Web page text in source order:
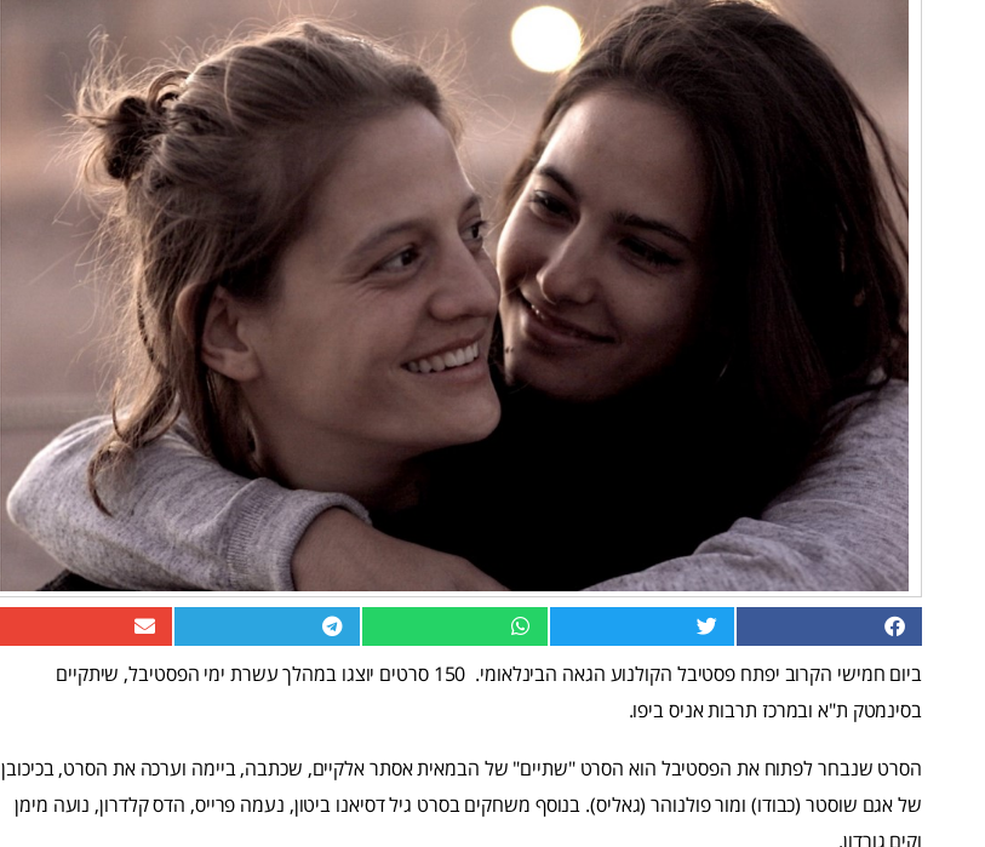
ביום חמישי הקרוב יפתח פסטיבל הקולנוע הגאה הבינלאומי. 150 סרטים יוצגו במהלך עשרת ימי הפסטיבל, שיתקיים
בסינמטק ת"א ובמרכז תרבות אניס ביפו.
הסרט שנבחר לפתוח את הפסטיבל הוא הסרט "שתיים" של הבמאית אסתר אלקיים, שכתבה, ביימה וערכה את הסרט, בכיכובן
של אגם שוסטר (כבודו) ומור פולנוהר (גאליס). בנוסף משחקים בסרט גיל דסיאנו ביטון, נעמה פרייס, הדס קלדרון, נועה מימן
וקים גורדון.